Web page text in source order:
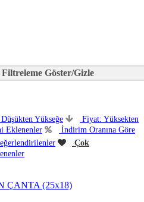
Göster/Gizle
Yükseğe
Fiyat: Yüksekten
Eklenenler
İndirim Oranına Göre
Çok